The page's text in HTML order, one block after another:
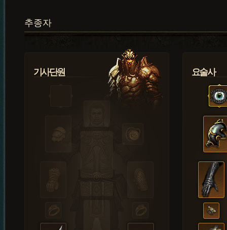
추종자
기사단원 요술사